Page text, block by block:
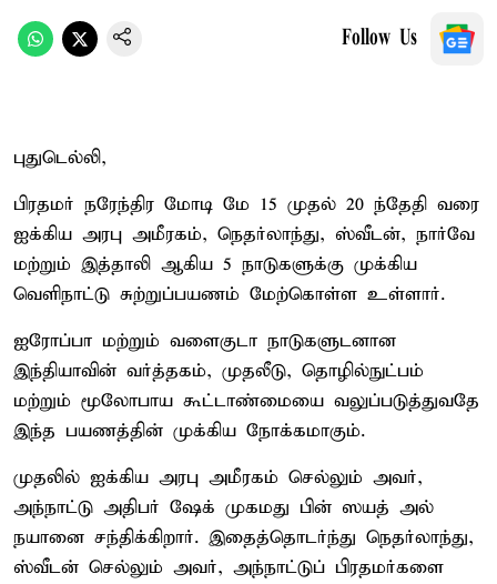
Follow Us
புதுடெல்லி,
பிரதமர் நரேந்திர மோடி மே 15 முதல் 20 ந்தேதி வரை
ஐக்கிய அரபு அமீரகம், நெதர்லாந்து, ஸ்வீடன், நார்வே
மற்றும் இத்தாலி ஆகிய 5 நாடுகளுக்கு முக்கிய
வெளிநாட்டு சுற்றுப்பயணம் மேற்கொள்ள உள்ளார்.
ஐரோப்பா மற்றும் வளைகுடா நாடுகளுடனான
இந்தியாவின் வர்த்தகம், முதலீடு, தொழில்நுட்பம்
மற்றும் மூலோபாய கூட்டாண்மையை வலுப்படுத்துவதே
இந்த பயணத்தின் முக்கிய நோக்கமாகும்.
முதலில் ஐக்கிய அரபு அமீரகம் செல்லும் அவர்,
அந்நாட்டு அதிபர் ஷேக் முகமது பின் ஸயத் அல்
நயானை சந்திக்கிறார். இதைத்தொடர்ந்து நெதர்லாந்து,
ஸ்வீடன் செல்லும் அவர், அந்நாட்டுப் பிரதமர்களை